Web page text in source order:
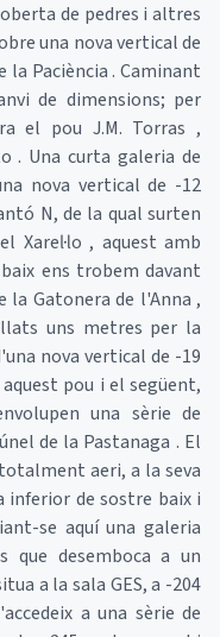
de pedres i altres
una nova vertical de
la Paciència . Caminant
de dimensions; per
el pou J.M. Torras ,
. Una curta galeria de
nova vertical de -12
N, de la qual surten
Xarel·lo , aquest amb
ens trobem davant
Gatonera de l'Anna ,
uns metres per la
nova vertical de -19
pou i el següent,
una sèrie de
de la Pastanaga . El
aeri, a la seva
inferior de sostre baix i
se aquí una galeria
desemboca a un
a la sala GES, a -204
a una sèrie de